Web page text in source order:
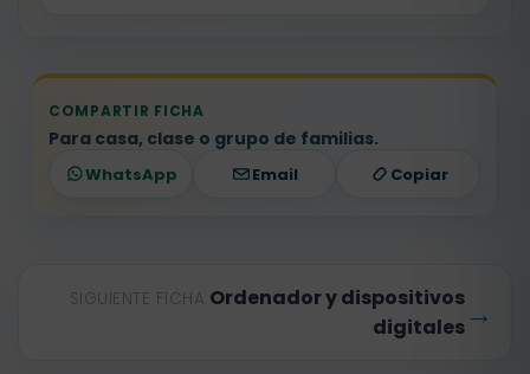
COMPARTIR FICHA
Para casa, clase o grupo de familias.
WhatsApp Email Copiar
SIGUIENTE FICHA Ordenador y dispositivos
digitales →